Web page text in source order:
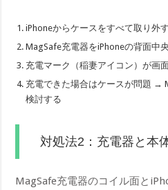
iPhoneからケースをすべて取り外す
MagSafe充電器をiPhoneの背面中
充電マーク（稲妻アイコン）が画
充電できた場合はケースが問題 →
検討する
対処法2：充電器と本
MagSafe充電器のコイル面と